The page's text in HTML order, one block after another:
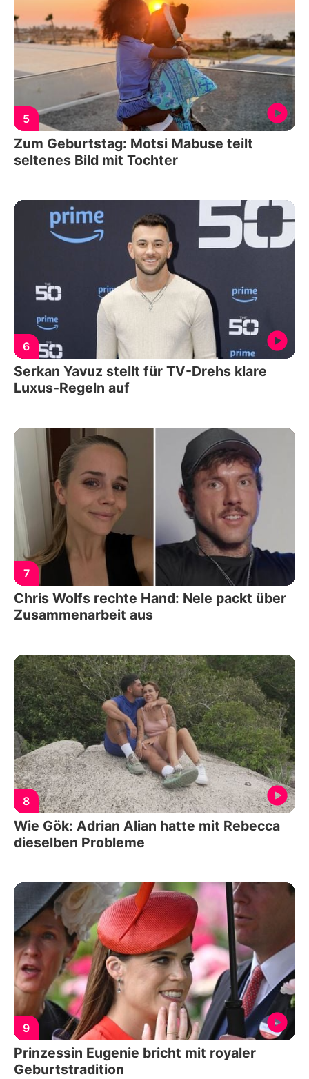
5
Zum Geburtstag: Motsi Mabuse teilt
seltenes Bild mit Tochter
6
Serkan Yavuz stellt für TV-Drehs klare
Luxus-Regeln auf
7
Chris Wolfs rechte Hand: Nele packt über
Zusammenarbeit aus
8
Wie Gök: Adrian Alian hatte mit Rebecca
dieselben Probleme
9
Prinzessin Eugenie bricht mit royaler
Geburtstradition